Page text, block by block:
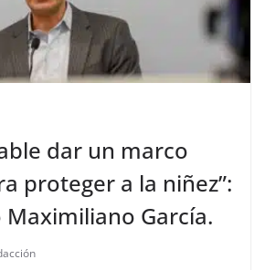
dar un marco
proteger a la niñez”:
García.